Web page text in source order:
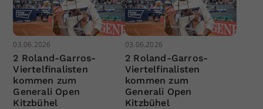
03.06.2026
2 Roland-Garros-
Viertelfinalisten
kommen zum
Generali Open
Kitzbühel
03.06.2026
2 Roland-Garros-
Viertelfinalisten
kommen zum
Generali Open
Kitzbühel